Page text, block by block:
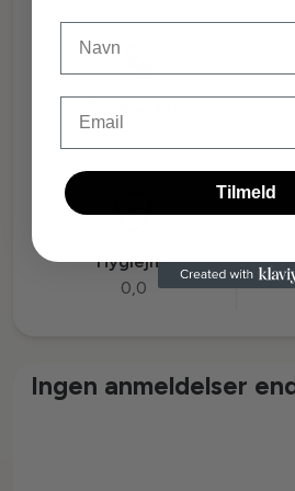
0,0
Hygiejne
0,0
Ingen anmeldelser
Tilmeld